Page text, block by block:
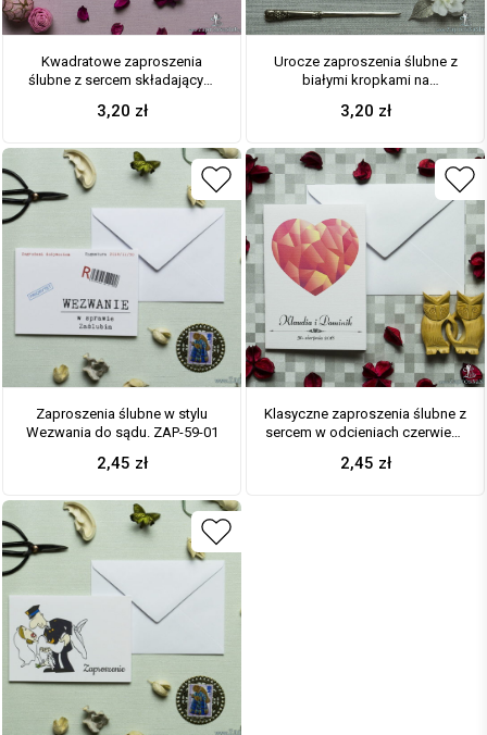
Kwadratowe zaproszenia
ślubne z sercem składającym
wstążką. ZAP-84-01
3,20 zł
Urocze zaproszenia ślubne z
białymi kropkami na
brzoskwiniową wstążką. ZAP-
3,20 zł
Zaproszenia ślubne w stylu
Wezwania do sądu. ZAP-59-01
2,45 zł
Klasyczne zaproszenia ślubne z
sercem w odcieniach czerwieni.
2,45 zł